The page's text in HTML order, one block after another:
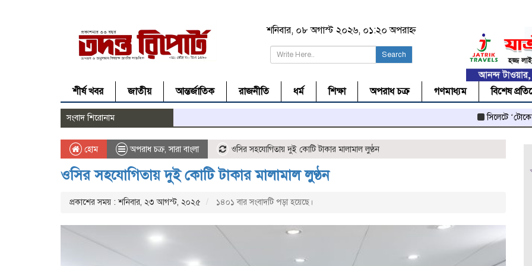
শনিবার, ০৮ অগাস্ট ২০২৬, ০১:২০ অপরাহ্ন
Search
শীর্ষ খবর জাতীয় আন্তর্জাতিক রাজনীতি ধর্ম শিক্ষা অপরাধ চক্র গণমাধ্যম বিশেষ
সংবাদ শিরোনাম সিলেটে ‘টোকেনে’
হোম অপরাধ চক্র,সারা বাংলা ওসির সহযোগিতায় দুই কোটি টাকার মালামাল লুণ্ঠন
ওসির সহযোগিতায় দুই কোটি টাকার মালামাল লুণ্ঠন
প্রকাশের সময় : শনিবার, ২৩ আগস্ট, ২০২৫ ১৪০১ বার সংবাদটি পড়া হয়েছে।